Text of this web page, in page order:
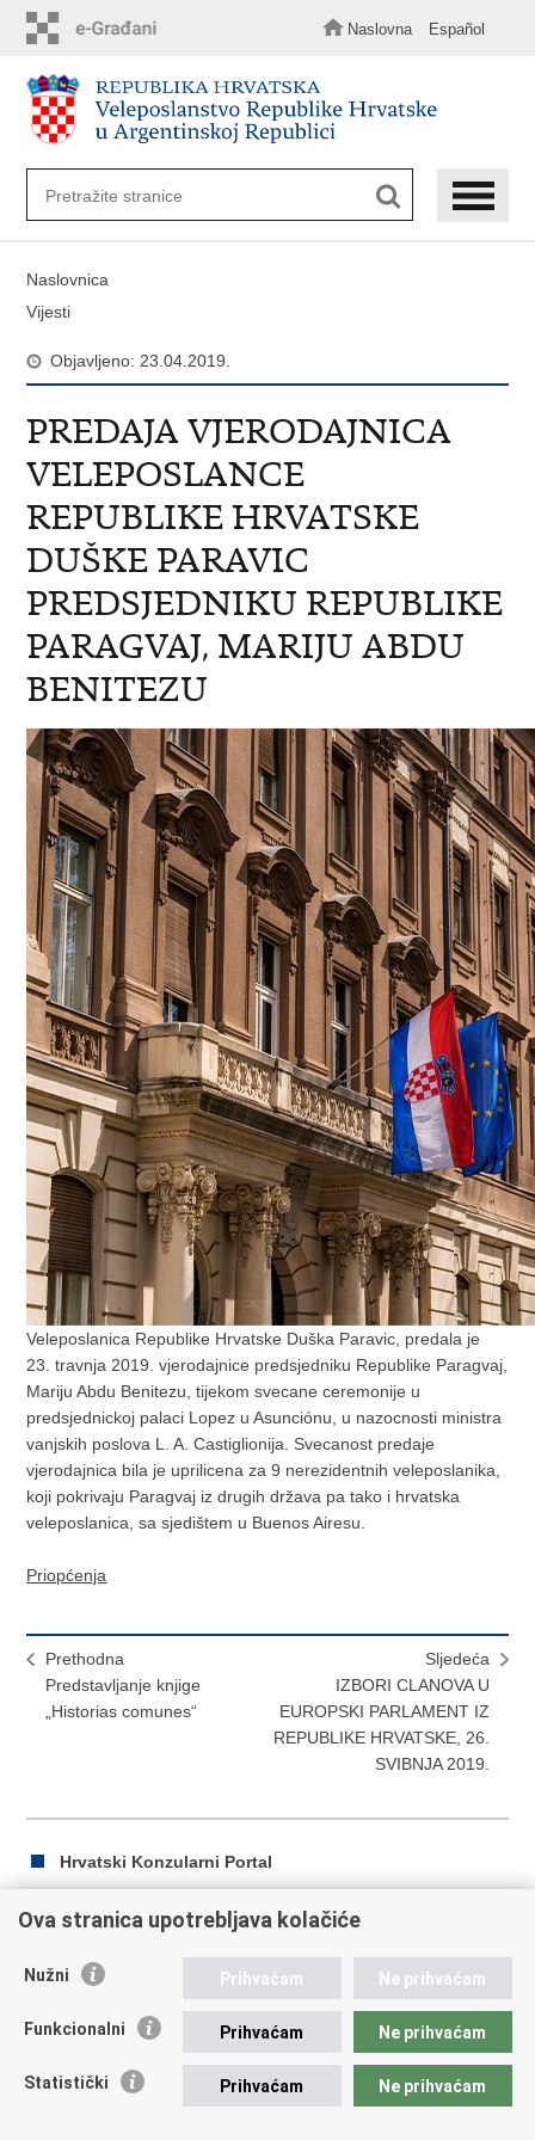
sadržaj
Naslovna Español
Naslovnica
Vijesti
Objavljeno: 23.04.2019.
PREDAJA VJERODAJNICA
VELEPOSLANCE
REPUBLIKE HRVATSKE
DUŠKE PARAVIC
PREDSJEDNIKU REPUBLIKE
PARAGVAJ, MARIJU ABDU
BENITEZU
Veleposlanica Republike Hrvatske Duška Paravic, predala je
23. travnja 2019. vjerodajnice predsjedniku Republike Paragvaj,
Mariju Abdu Benitezu, tijekom svecane ceremonije u
predsjednickoj palaci Lopez u Asunciónu, u nazocnosti ministra
vanjskih poslova L. A. Castiglionija. Svecanost predaje
vjerodajnica bila je uprilicena za 9 nerezidentnih veleposlanika,
koji pokrivaju Paragvaj iz drugih država pa tako i hrvatska
veleposlanica, sa sjedištem u Buenos Airesu.
Priopćenja
Prethodna
Predstavljanje knjige
„Historias comunes“
Sljedeća
IZBORI CLANOVA U
EUROPSKI PARLAMENT IZ
REPUBLIKE HRVATSKE, 26.
SVIBNJA 2019.
Hrvatski Konzularni Portal
Ispiši
Podijeli
Facebooku
Twitteru
Republika Hrvatska
Trg N.Š. Zrinskog 7-8, 10000 Zagreb
Ova stranica upotrebljava kolačiće
Nužni Prihvaćam Ne prihvaćam
Funkcionalni Prihvaćam Ne prihvaćam
Statistički Prihvaćam Ne prihvaćam